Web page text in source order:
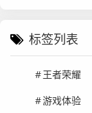
标签列表
王者荣耀
游戏体验